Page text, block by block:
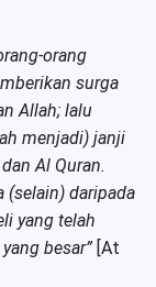
orang
surga
Allah; lalu
menjadi) janji
Al Quran.
(selain) daripada
yang telah
besar” [At